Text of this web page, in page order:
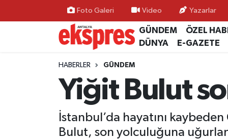
Foto Galeri Video Yazarlar
GÜNDEM ÖZEL
DÜNYA
E-GAZETE
HABERLER GÜNDEM
Yiğit Bulut
İstanbul’da hayatını
Bulut, son yolculuğuna
ÖZEL HABER
GÜNDEM
YEREL GÜNDEM
EKONOMİ
Nöbetçi Eczaneler
Hava Durumu
Trafik Durumu
Süper Lig Puan Durumu ve Fikstür